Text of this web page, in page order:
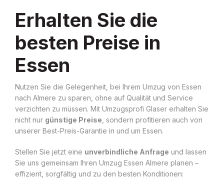
Erhalten Sie die
besten Preise in
Essen
Nutzen Sie die Gelegenheit, bei Ihrem Umzug von Essen
nach Almere zu sparen, ohne auf Qualität und Service
verzichten zu müssen. Mit Umzugsprofi Glaser erhalten Sie
nicht nur günstige Preise , sondern profitieren auch von
unserer Best-Preis-Garantie in und um Essen.
Stellen Sie jetzt eine unverbindliche Anfrage und lassen
Sie uns gemeinsam Ihren Umzug Essen Almere planen –
effizient, sorgfältig und zu den besten Konditionen: